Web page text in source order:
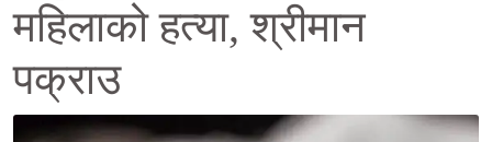
महिलाको हत्या, श्रीमान
पक्राउ